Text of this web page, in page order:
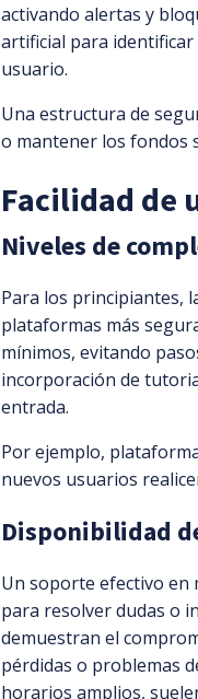
activando alertas y
artificial para
usuario.
Una estructura de
o mantener los fondos
Facilidad de
Niveles de
Para los principiantes,
plataformas más
mínimos, evitando
incorporación de
entrada.
Por ejemplo,
nuevos usuarios
Disponibilidad
Un soporte efectivo en
para resolver dudas o
demuestran el
pérdidas o problemas
horarios amplios,